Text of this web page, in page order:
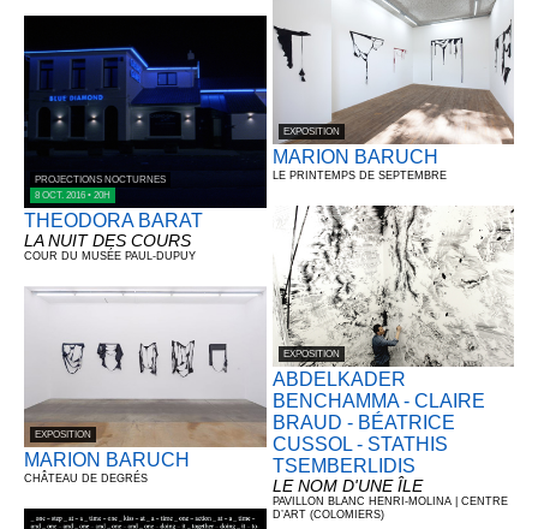
raconter le monde autrement.
Marie-Thérèse Perrin
Présidente-fondatrice
PROJECTIONS NOCTURNES
8 OCT. 2016 • 20H
THEODORA BARAT
LA NUIT DES COURS
COUR DU MUSÉE PAUL-DUPUY
EXPOSITION
MARION BARUCH
CHÂTEAU DE DEGRÉS
EXPOSITION
MARION BARUCH
LE PRINTEMPS DE SEPTEMBRE
EXPOSITION
ABDELKADER
BENCHAMMA - CLAIRE
BRAUD - BÉATRICE
CUSSOL - STATHIS
TSEMBERLIDIS
LE NOM D'UNE ÎLE
PAVILLON BLANC HENRI-MOLINA | CENTRE
D’ART (COLOMIERS)